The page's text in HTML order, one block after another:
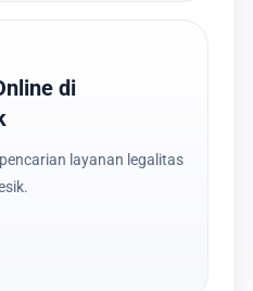
di
layanan legalitas